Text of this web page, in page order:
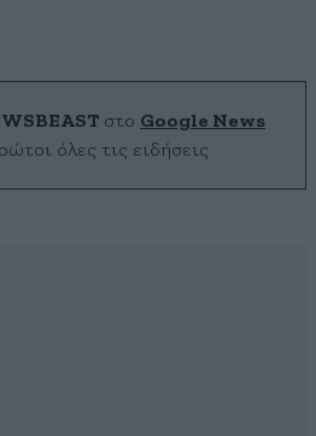
στο Google News
όλες τις ειδήσεις